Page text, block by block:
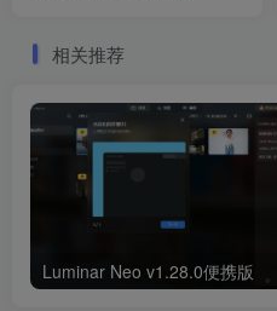
相关推荐
Luminar Neo v1.28.0便携版